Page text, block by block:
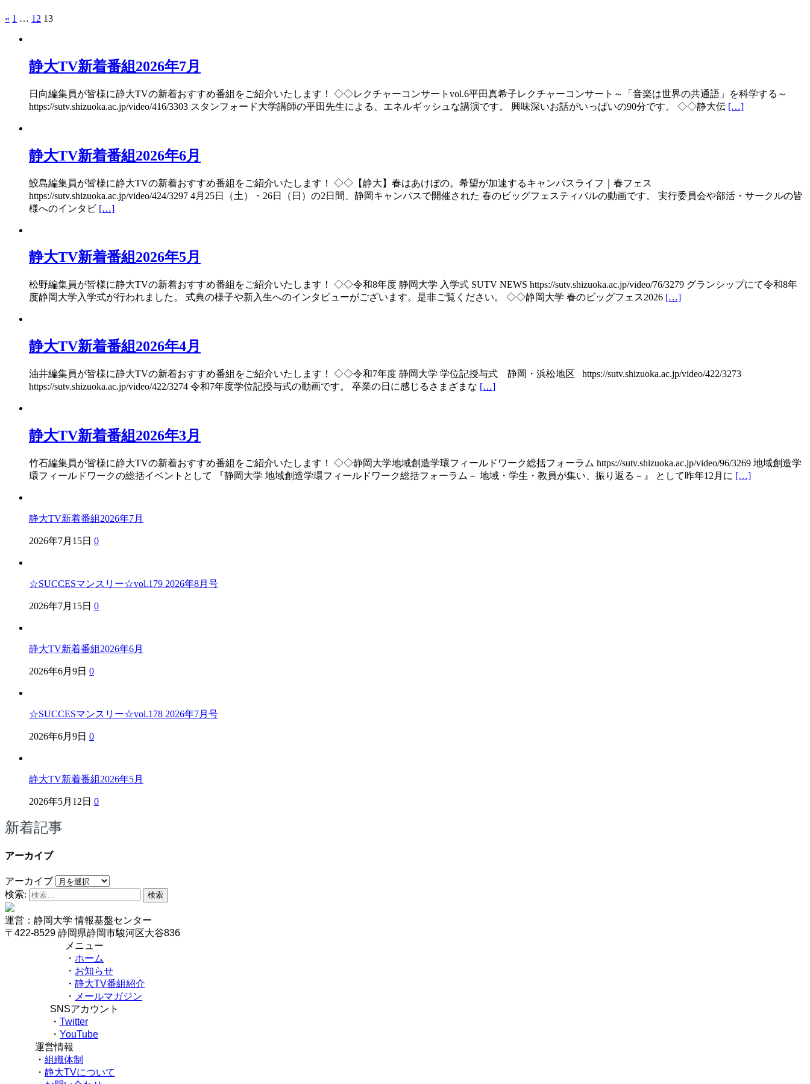
« 1 … 12 13
静大TV新着番組2026年7月
日向編集員が皆様に静大TVの新着おすすめ番組をご紹介いたします！ ◇◇レクチャーコンサートvol.6平田真希子レクチャーコンサート～「音楽は世界の共通語」を科学する～
https://sutv.shizuoka.ac.jp/video/416/3303 スタンフォード大学講師の平田先生による、エネルギッシュな講演です。 興味深いお話がいっぱいの90分です。 ◇◇静大伝 […]
静大TV新着番組2026年6月
鮫島編集員が皆様に静大TVの新着おすすめ番組をご紹介いたします！ ◇◇【静大】春はあけぼの。希望が加速するキャンパスライフ｜春フェス
https://sutv.shizuoka.ac.jp/video/424/3297 4月25日（土）・26日（日）の2日間、静岡キャンパスで開催された 春のビッグフェスティバルの動画です。 実行委員会や部活・サークルの皆
様へのインタビ […]
静大TV新着番組2026年5月
松野編集員が皆様に静大TVの新着おすすめ番組をご紹介いたします！ ◇◇令和8年度 静岡大学 入学式 SUTV NEWS https://sutv.shizuoka.ac.jp/video/76/3279 グランシップにて令和8年
度静岡大学入学式が行われました。 式典の様子や新入生へのインタビューがございます。是非ご覧ください。 ◇◇静岡大学 春のビッグフェス2026 […]
静大TV新着番組2026年4月
油井編集員が皆様に静大TVの新着おすすめ番組をご紹介いたします！ ◇◇令和7年度 静岡大学 学位記授与式 静岡・浜松地区 https://sutv.shizuoka.ac.jp/video/422/3273
https://sutv.shizuoka.ac.jp/video/422/3274 令和7年度学位記授与式の動画です。 卒業の日に感じるさまざまな […]
静大TV新着番組2026年3月
竹石編集員が皆様に静大TVの新着おすすめ番組をご紹介いたします！ ◇◇静岡大学地域創造学環フィールドワーク総括フォーラム https://sutv.shizuoka.ac.jp/video/96/3269 地域創造学
環フィールドワークの総括イベントとして 『静岡大学 地域創造学環フィールドワーク総括フォーラム－ 地域・学生・教員が集い、振り返る－』 として昨年12月に […]
静大TV新着番組2026年7月
2026年7月15日 0
☆SUCCESマンスリー☆vol.179 2026年8月号
2026年7月15日 0
静大TV新着番組2026年6月
2026年6月9日 0
☆SUCCESマンスリー☆vol.178 2026年7月号
2026年6月9日 0
静大TV新着番組2026年5月
2026年5月12日 0
新着記事
アーカイブ
アーカイブ
検索:
運営：静岡大学 情報基盤センター
〒422-8529 静岡県静岡市駿河区大谷836
メニュー
・ ホーム
・ お知らせ
・ 静大TV番組紹介
・ メールマガジン
SNSアカウント
・ Twitter
・ YouTube
運営情報
・ 組織体制
・ 静大TVについて